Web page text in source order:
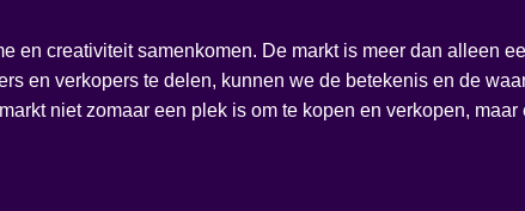
en creativiteit samenkomen. De markt is meer dan alleen
en verkopers te delen, kunnen we de betekenis en de
niet zomaar een plek is om te kopen en verkopen,